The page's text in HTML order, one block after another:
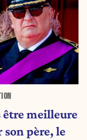
être meilleure
son père, le